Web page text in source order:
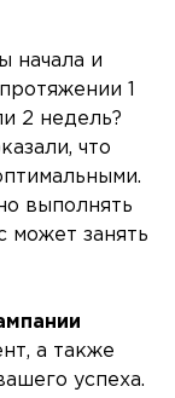
начала и
1
2 недель?
что
выполнять
может занять
а также
успеха.